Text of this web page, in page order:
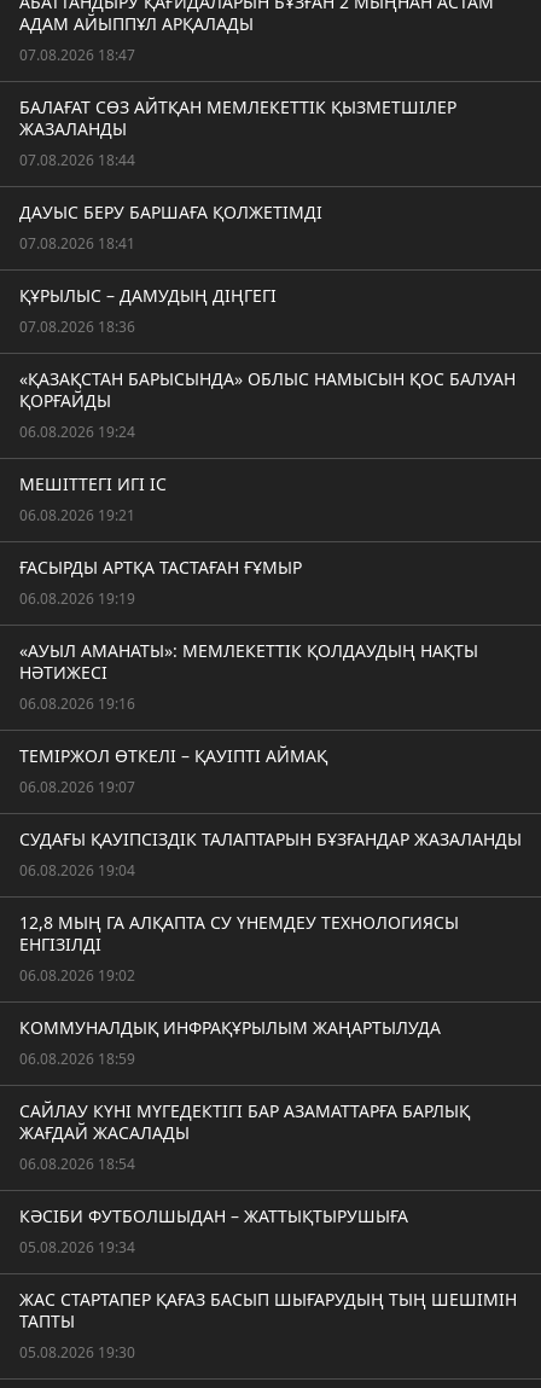
АДАМ АЙЫППҰЛ АРҚАЛАДЫ
07.08.2026 18:47
БАЛАҒАТ СӨЗ АЙТҚАН МЕМЛЕКЕТТІК ҚЫЗМЕТШІЛЕР
ЖАЗАЛАНДЫ
07.08.2026 18:44
ДАУЫС БЕРУ БАРШАҒА ҚОЛЖЕТІМДІ
07.08.2026 18:41
ҚҰРЫЛЫС – ДАМУДЫҢ ДІҢГЕГІ
07.08.2026 18:36
«ҚАЗАҚСТАН БАРЫСЫНДА» ОБЛЫС НАМЫСЫН ҚОС БАЛУАН
ҚОРҒАЙДЫ
06.08.2026 19:24
МЕШІТТЕГІ ИГІ ІС
06.08.2026 19:21
ҒАСЫРДЫ АРТҚА ТАСТАҒАН ҒҰМЫР
06.08.2026 19:19
«АУЫЛ АМАНАТЫ»: МЕМЛЕКЕТТІК ҚОЛДАУДЫҢ НАҚТЫ
НӘТИЖЕСІ
06.08.2026 19:16
ТЕМІРЖОЛ ӨТКЕЛІ – ҚАУІПТІ АЙМАҚ
06.08.2026 19:07
СУДАҒЫ ҚАУІПСІЗДІК ТАЛАПТАРЫН БҰЗҒАНДАР ЖАЗАЛАНДЫ
06.08.2026 19:04
12,8 МЫҢ ГА АЛҚАПТА СУ ҮНЕМДЕУ ТЕХНОЛОГИЯСЫ
ЕНГІЗІЛДІ
06.08.2026 19:02
КОММУНАЛДЫҚ ИНФРАҚҰРЫЛЫМ ЖАҢАРТЫЛУДА
06.08.2026 18:59
САЙЛАУ КҮНІ МҮГЕДЕКТІГІ БАР АЗАМАТТАРҒА БАРЛЫҚ
ЖАҒДАЙ ЖАСАЛАДЫ
06.08.2026 18:54
КӘСІБИ ФУТБОЛШЫДАН – ЖАТТЫҚТЫРУШЫҒА
05.08.2026 19:34
ЖАС СТАРТАПЕР ҚАҒАЗ БАСЫП ШЫҒАРУДЫҢ ТЫҢ ШЕШІМІН
ТАПТЫ
05.08.2026 19:30